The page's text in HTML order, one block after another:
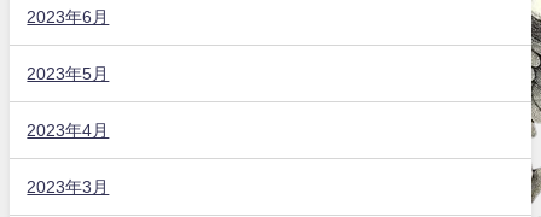
2023年6月
2023年5月
2023年4月
2023年3月